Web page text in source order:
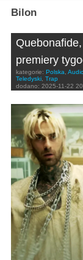
Bilon
premiery
kategorie: Polska, Audio
Teledyski, Trap
dodano: 2025-11-22